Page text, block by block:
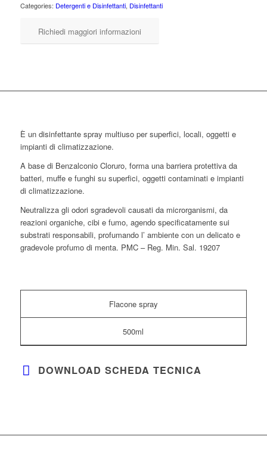
Categories: Detergenti e Disinfettanti, Disinfettanti
Richiedi maggiori informazioni
È un disinfettante spray multiuso per superfici, locali, oggetti e
impianti di climatizzazione.
A base di Benzalconio Cloruro, forma una barriera protettiva da
batteri, muffe e funghi su superfici, oggetti contaminati e impianti
di climatizzazione.
Neutralizza gli odori sgradevoli causati da microrganismi, da
reazioni organiche, cibi e fumo, agendo specificatamente sui
substrati responsabili, profumando l’ ambiente con un delicato e
gradevole profumo di menta. PMC – Reg. Min. Sal. 19207
Flacone spray
500ml
DOWNLOAD SCHEDA TECNICA